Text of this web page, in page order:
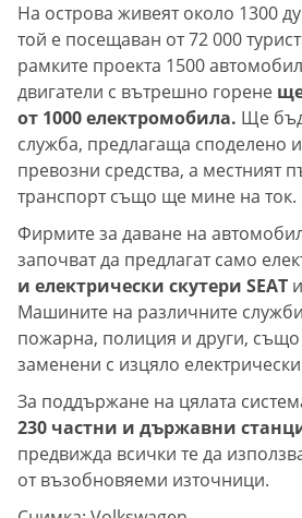
На острова живеят около 1300
той е посещаван от 72 000
рамките проекта 1500
двигатели с вътрешно горене
от 1000 електромобила. Ще
служба, предлагаща споделено
превозни средства, а местният
транспорт също ще мине на ток.
Фирмите за даване на
започват да предлагат само
и електрически скутери SEAT
Машините на различните
пожарна, полиция и други,
заменени с изцяло
За поддържане на цялата
230 частни и държавни
предвижда всички те да
от възобновяеми източници.